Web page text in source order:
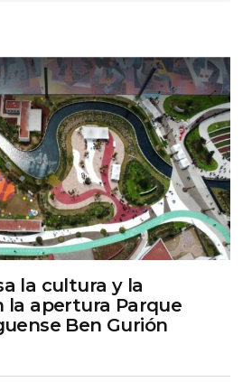
*
correo electrónico y sitio
para la próxima vez que
la cultura y la
la apertura Parque
Ben Gurión